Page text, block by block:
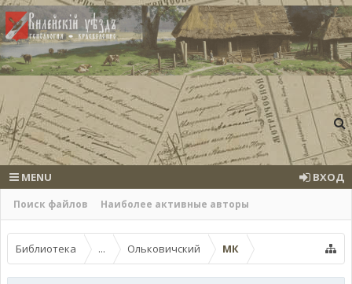
Поиск файлов Наиболее активные авторы
MENU ВХОД
Библиотека ... Ольковичский МК